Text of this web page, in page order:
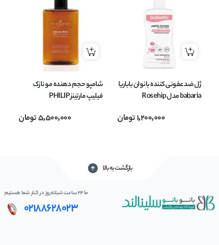
ژل ضد عفونی کننده بانوان باباریا
babaria مدل Rosehip
1,200,000تومان
شامپو حجم دهنده مو نازک
فیلیپ مارتینز PHILIP
5,500,000تومان
بازگشت به بالا
ما 24 ساعت شبانه‌روز در کنار شما هستیم
02188628023